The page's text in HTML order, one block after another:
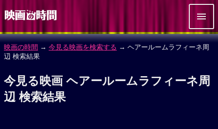
映画の時間 → 今見る映画を検索する → ヘアールームラフィーネ周
辺 検索結果
今見る映画 ヘアールームラフィーネ周
辺 検索結果